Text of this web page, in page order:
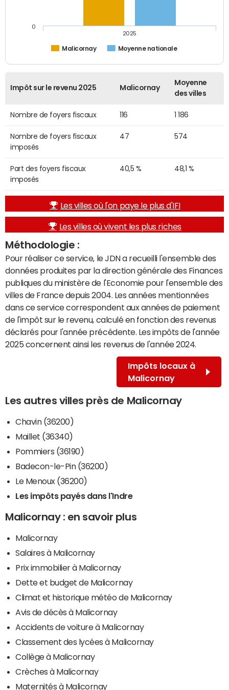
Malicornay Moyenne nationale
2025
0
Impôt sur le revenu 2025 Malicornay
Moyenne
des villes
Nombre de foyers fiscaux 116 1 186
Nombre de foyers fiscaux
imposés
47 574
Part des foyers fiscaux
imposés
40,5 % 48,1 %
Les villes où l'on paye le plus d'IFI
Les villes où vivent les plus riches
Méthodologie :
Pour réaliser ce service, le JDN a recueilli l'ensemble des
données produites par la direction générale des Finances
publiques du ministère de l'Economie pour l'ensemble des
villes de France depuis 2004. Les années mentionnées
dans ce service correspondent aux années de paiement
de l'impôt sur le revenu, calculé en fonction des revenus
déclarés pour l'année précédente. Les impôts de l'année
2025 concernent ainsi les revenus de l'année 2024.
Impôts locaux à
Malicornay
Les autres villes près de Malicornay
Chavin (36200)
Maillet (36340)
Pommiers (36190)
Badecon-le-Pin (36200)
Le Menoux (36200)
Les impôts payés dans l'Indre
Malicornay : en savoir plus
Malicornay
Salaires à Malicornay
Prix immobilier à Malicornay
Dette et budget de Malicornay
Climat et historique météo de Malicornay
Avis de décès à Malicornay
Accidents de voiture à Malicornay
Classement des lycées à Malicornay
Collège à Malicornay
Crèches à Malicornay
Maternités à Malicornay